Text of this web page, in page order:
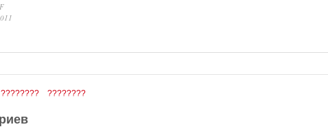
???????? ????????